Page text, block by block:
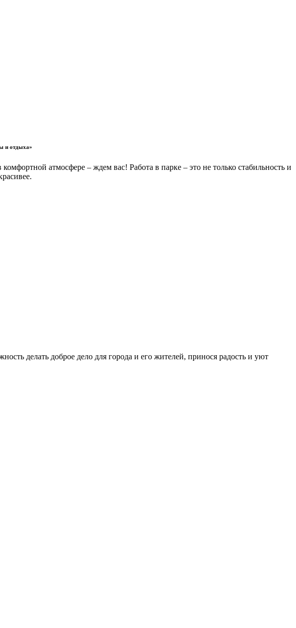
отдыха»
атмосфере – ждем вас! Работа в парке – это не только стабильность и
делать доброе дело для города и его жителей, принося радость и уют